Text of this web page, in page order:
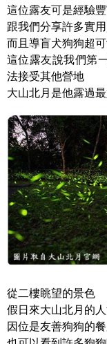
這位露友可是經驗
跟我們分享許多實
而且導盲犬狗狗超
這位露友說我們第
法接受其他營地
大山北月是他露過
從二樓眺望的景色
假日來大山北月的
因位是友善狗狗的